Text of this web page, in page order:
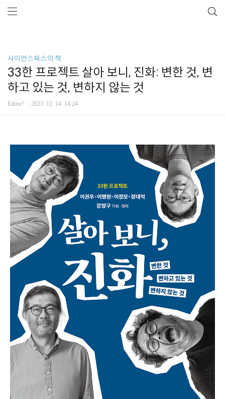
사이언스북스의 책
33한 프로젝트 살아 보니, 진화: 변한 것, 변
하고 있는 것, 변하지 않는 것
Editor! 2023. 12. 14. 14:24